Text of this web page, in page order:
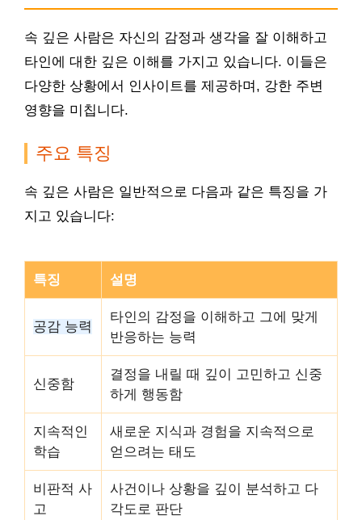
속 깊은 사람은 자신의 감정과 생각을 잘 이해하고
타인에 대한 깊은 이해를 가지고 있습니다. 이들은
다양한 상황에서 인사이트를 제공하며, 강한 주변
영향을 미칩니다.
주요 특징
속 깊은 사람은 일반적으로 다음과 같은 특징을 가
지고 있습니다:
특징 설명
공감 능력
타인의 감정을 이해하고 그에 맞게
반응하는 능력
신중함
결정을 내릴 때 깊이 고민하고 신중
하게 행동함
지속적인
학습
새로운 지식과 경험을 지속적으로
얻으려는 태도
비판적 사
고
사건이나 상황을 깊이 분석하고 다
각도로 판단